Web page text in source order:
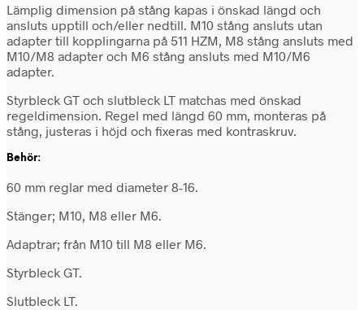
Lämplig dimension på stång kapas i önskad längd och
ansluts upptill och/eller nedtill. M10 stång ansluts utan
adapter till kopplingarna på 511 HZM, M8 stång ansluts med
M10/M8 adapter och M6 stång ansluts med M10/M6
adapter.
Styrbleck GT och slutbleck LT matchas med önskad
regeldimension. Regel med längd 60 mm, monteras på
stång, justeras i höjd och fixeras med kontraskruv.
Behör:
60 mm reglar med diameter 8-16.
Stänger; M10, M8 eller M6.
Adaptrar; från M10 till M8 eller M6.
Styrbleck GT.
Slutbleck LT.